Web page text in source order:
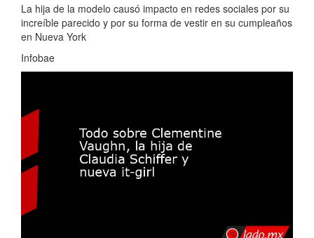
La hija de la modelo causó impacto en redes sociales por su
increíble parecido y por su forma de vestir en su cumpleaños
en Nueva York
Infobae